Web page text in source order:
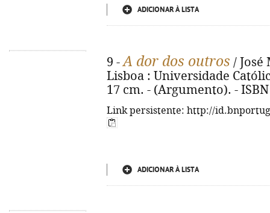
ADICIONAR À LISTA
9 -A dor dos outros / José
Lisboa : Universidade
17 cm. - (Argumento). -
Link persistente: http://
ADICIONAR À LISTA